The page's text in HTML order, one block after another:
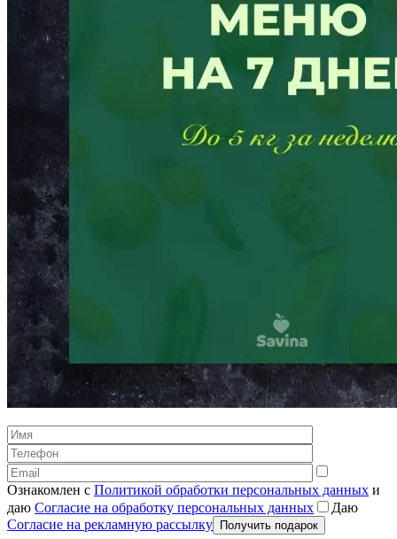
Ознакомлен с Политикой обработки персональных данных и
даю Согласие на обработку персональных данных
Даю
Согласие на рекламную рассылку